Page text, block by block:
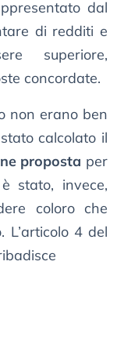
dal
di redditi e
superiore,
concordate.
non erano ben
calcolato il
proposta per
stato, invece,
coloro che
L’articolo 4 del